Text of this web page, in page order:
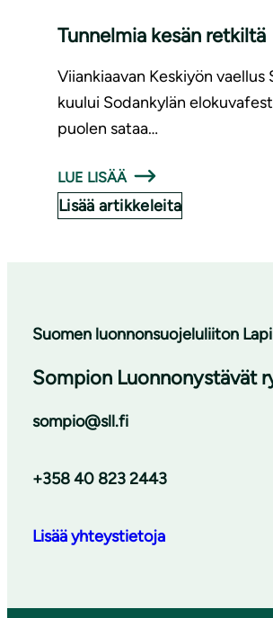
Tunnelmia kesän retkiltä
Viiankiaavan Keskiyön
kuului Sodankylän
puolen sataa…
LUE LISÄÄ
Lisää artikkeleita
Suomen luonnonsuojeluliiton
Sompion Luonnonystävät
sompio@sll.fi
+358 40 823 2443
Lisää yhteystietoja